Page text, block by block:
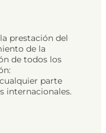
prestación del
de la
de todos los
parte
internacionales.